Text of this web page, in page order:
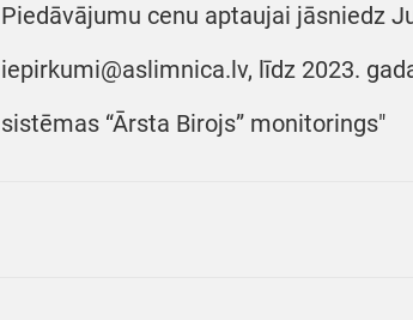
Piedāvājumu cenu aptaujai jāsniedz
iepirkumi@aslimnica.lv, līdz 2023.
sistēmas “Ārsta Birojs” monitorings"